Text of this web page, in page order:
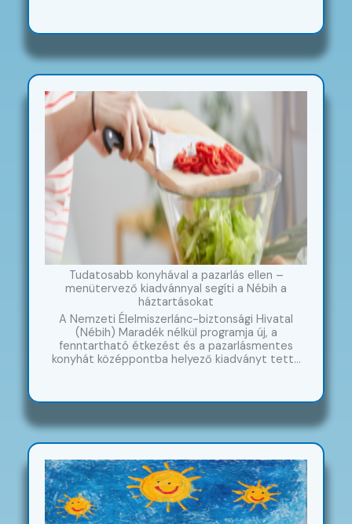
Tudatosabb konyhával a pazarlás ellen –
menütervező kiadvánnyal segíti a Nébih a
háztartásokat
A Nemzeti Élelmiszerlánc-biztonsági Hivatal
(Nébih) Maradék nélkül programja új, a
fenntartható étkezést és a pazarlásmentes
konyhát középpontba helyező kiadványt tett…